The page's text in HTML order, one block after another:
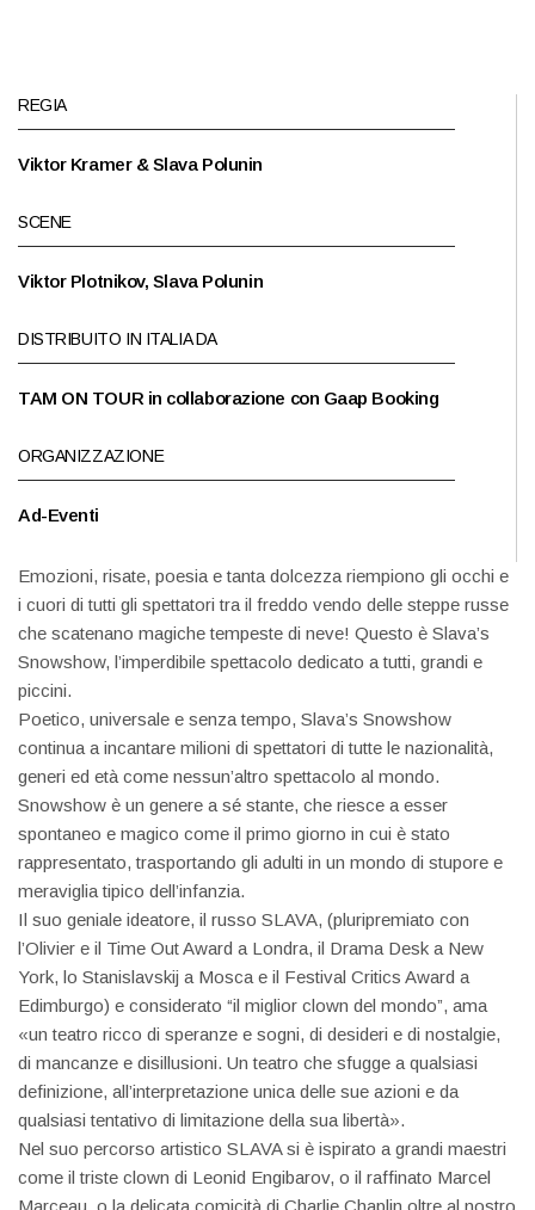
REGIA
Viktor Kramer & Slava Polunin
SCENE
Viktor Plotnikov, Slava Polunin
DISTRIBUITO IN ITALIA DA
TAM ON TOUR in collaborazione con Gaap Booking
ORGANIZZAZIONE
Ad-Eventi
Emozioni, risate, poesia e tanta dolcezza riempiono gli occhi e
i cuori di tutti gli spettatori tra il freddo vendo delle steppe russe
che scatenano magiche tempeste di neve! Questo è Slava’s
Snowshow, l’imperdibile spettacolo dedicato a tutti, grandi e
piccini.
Poetico, universale e senza tempo, Slava’s Snowshow
continua a incantare milioni di spettatori di tutte le nazionalità,
generi ed età come nessun’altro spettacolo al mondo.
Snowshow è un genere a sé stante, che riesce a esser
spontaneo e magico come il primo giorno in cui è stato
rappresentato, trasportando gli adulti in un mondo di stupore e
meraviglia tipico dell’infanzia.
Il suo geniale ideatore, il russo SLAVA, (pluripremiato con
l’Olivier e il Time Out Award a Londra, il Drama Desk a New
York, lo Stanislavskij a Mosca e il Festival Critics Award a
Edimburgo) e considerato “il miglior clown del mondo”, ama
«un teatro ricco di speranze e sogni, di desideri e di nostalgie,
di mancanze e disillusioni. Un teatro che sfugge a qualsiasi
definizione, all’interpretazione unica delle sue azioni e da
qualsiasi tentativo di limitazione della sua libertà».
Nel suo percorso artistico SLAVA si è ispirato a grandi maestri
come il triste clown di Leonid Engibarov, o il raffinato Marcel
Marceau, o la delicata comicità di Charlie Chaplin oltre al nostro